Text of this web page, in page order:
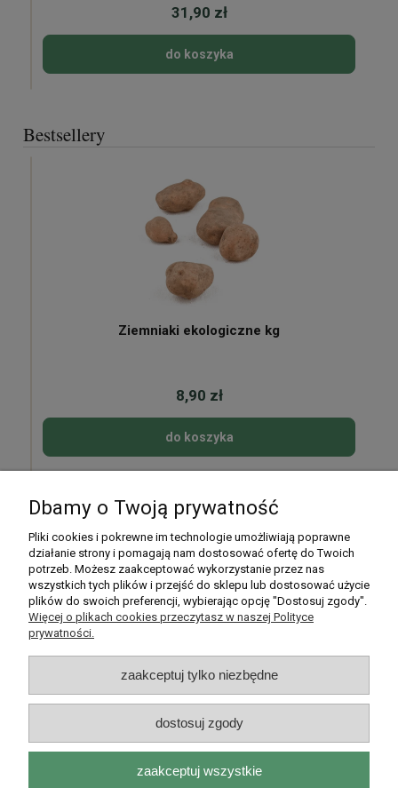
31,90 zł
do koszyka
Bestsellery
Ziemniaki ekologiczne kg
8,90 zł
do koszyka
Moje konto
Płatności i dostawa
Informacje
O nas
Rarytasy Dolnośląskie | ul. Olszewskiego 99, 51-638 Wrocław |
Dbamy o Twoją prywatność
Pliki cookies i pokrewne im technologie umożliwiają poprawne
działanie strony i pomagają nam dostosować ofertę do Twoich
potrzeb. Możesz zaakceptować wykorzystanie przez nas
wszystkich tych plików i przejść do sklepu lub dostosować użycie
plików do swoich preferencji, wybierając opcję "Dostosuj zgody".
Więcej o plikach cookies przeczytasz w naszej Polityce
prywatności.
zaakceptuj tylko niezbędne
dostosuj zgody
zaakceptuj wszystkie